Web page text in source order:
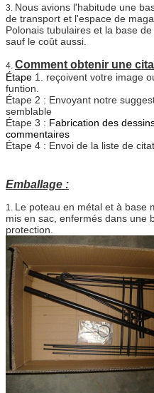
3. Nous avions l'habitude une
de transport et l'espace de
Polonais tubulaires et la base
sauf le coût aussi.
4. Comment obtenir une
Étape 1. reçoivent votre image
funtion.
Étape 2 : Envoyant notre
semblable
Étape 3 : Fabrication des
commentaires
Étape 4 : Envoi de la liste de
Emballage :
1. Le poteau en métal et à base
mis en sac, enfermés dans une
protection.